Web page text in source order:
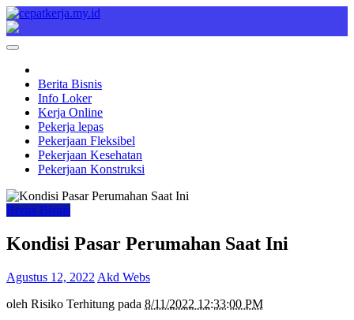
Skip
to
content
Cepat Kerja
Berita Bisnis
Berita Bisnis
Info Loker
Kerja Online
Pekerja lepas
Pekerjaan Fleksibel
Pekerjaan Kesehatan
Pekerjaan Konstruksi
Berita Bisnis
Kondisi Pasar Perumahan Saat Ini
Agustus 12, 2022 Akd Webs
oleh Risiko Terhitung pada 8/11/2022 12:33:00 PM